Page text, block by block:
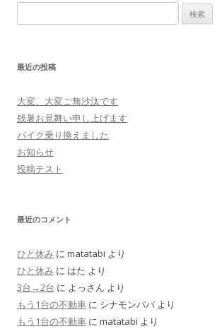
索:
最近の投稿
大変、大変ご無沙汰です
残暑お見舞い申し上げます
バイク乗り換えました
お知らせ
投稿テスト
最近のコメント
ひと休み に matatabi より
ひと休み に はた より
3台→2台 に よっさん より
もう1台の不動車 に シナモンパパ より
もう1台の不動車 に matatabi より